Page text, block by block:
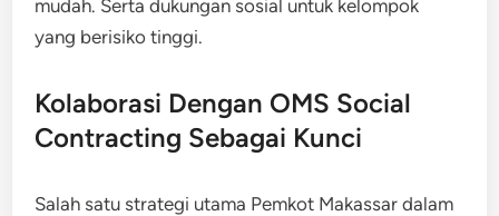
mudah. Serta dukungan sosial untuk kelompok
yang berisiko tinggi.
Kolaborasi Dengan OMS Social
Contracting Sebagai Kunci
Salah satu strategi utama Pemkot Makassar dalam